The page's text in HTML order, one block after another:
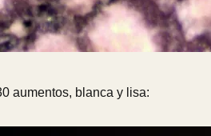
aumentos, blanca y lisa: